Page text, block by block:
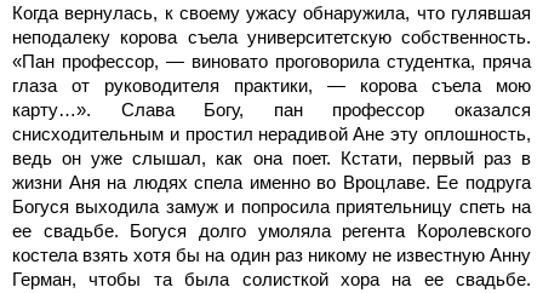
Когда вернулась, к своему ужасу обнаружила, что гулявшая
неподалеку корова съела университетскую собственность.
«Пан профессор, — виновато проговорила студентка, пряча
глаза от руководителя практики, — корова съела мою
карту…». Слава Богу, пан профессор оказался
снисходительным и простил нерадивой Ане эту оплошность,
ведь он уже слышал, как она поет. Кстати, первый раз в
жизни Аня на людях спела именно во Вроцлаве. Ее подруга
Богуся выходила замуж и попросила приятельницу спеть на
ее свадьбе. Богуся долго умоляла регента Королевского
костела взять хотя бы на один раз никому не известную Анну
Герман, чтобы та была солисткой хора на ее свадьбе.